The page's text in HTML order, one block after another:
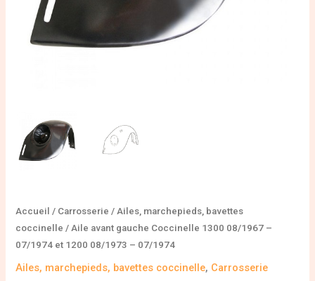
Accueil / Carrosserie / Ailes, marchepieds, bavettes
coccinelle / Aile avant gauche Coccinelle 1300 08/1967 –
07/1974 et 1200 08/1973 – 07/1974
Ailes, marchepieds, bavettes coccinelle, Carrosserie
1200
08/1973